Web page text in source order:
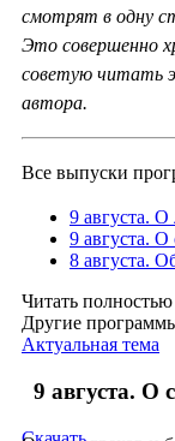
смотрят в одну
Это совершенно
советую читать
автора.
Все выпуски
9 августа.
9 августа. О
8 августа.
Читать полностью
Другие
Актуальная тема
9 августа. О